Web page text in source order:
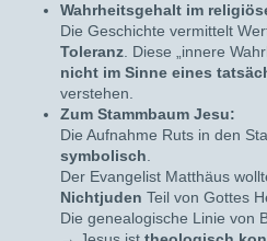
Wahrheitsgehalt im
Die Geschichte vermittelt
Toleranz. Diese „innere
nicht im Sinne eines
verstehen.
Zum Stammbaum Jesu:
Die Aufnahme Ruts in den
symbolisch.
Der Evangelist Matthäus
Nichtjuden Teil von Gottes
Die genealogische Linie